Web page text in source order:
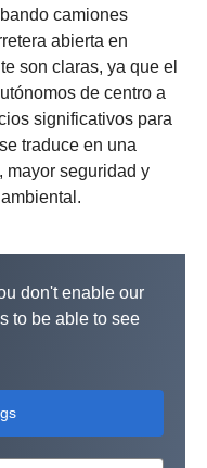
camiones
abierta en
son claras, ya que el
de centro a
significativos para
traduce en una
mayor seguridad y
don't enable our
to be able to see